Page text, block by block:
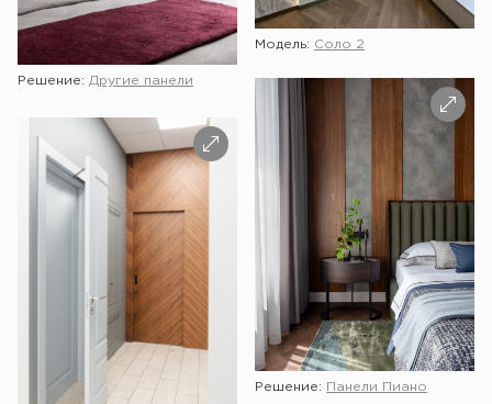
Решение: Другие панели
Модель: Соло 2
Решение: Панели Пиано